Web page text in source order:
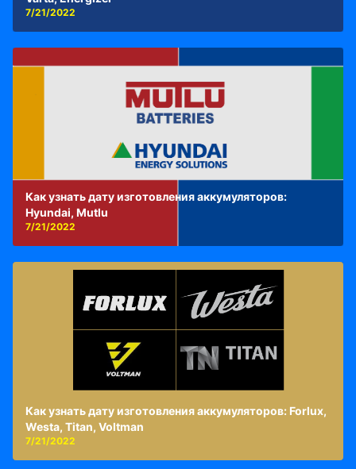
7/21/2022
Как узнать дату изготовления аккумуляторов:
Hyundai, Mutlu
7/21/2022
Как узнать дату изготовления аккумуляторов: Forlux,
Westa, Titan, Voltman
7/21/2022